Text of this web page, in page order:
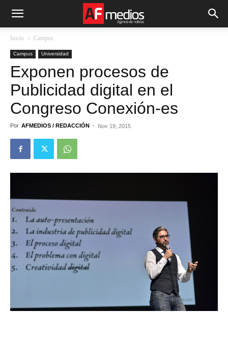
Inicio Campus
Campus Universidad
Exponen procesos de
Publicidad digital en el
Congreso Conexión-es
Por AFMEDIOS / REDACCIÓN - Nov 19, 2015